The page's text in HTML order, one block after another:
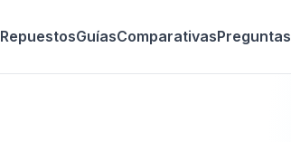
RepuestosGuíasComparativasPreguntas